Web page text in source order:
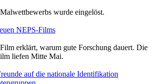
wurde eingelöst.
NEPS-Films
erklärt, warum gute Forschung dauert. Die
liefen Mitte Mai.
auf die nationale Identifikation